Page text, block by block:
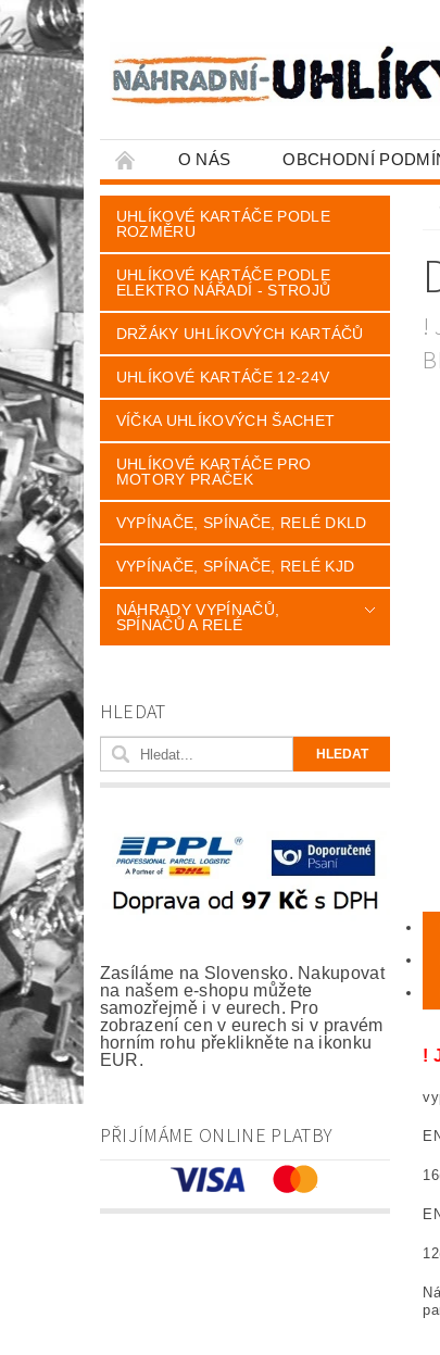
O NÁS OBCHODNÍ
UHLÍKOVÉ KARTÁČE PODLE
ROZMĚRU
UHLÍKOVÉ KARTÁČE PODLE
ELEKTRO NÁŘADÍ - STROJŮ
DRŽÁKY UHLÍKOVÝCH KARTÁČŮ
UHLÍKOVÉ KARTÁČE 12-24V
VÍČKA UHLÍKOVÝCH ŠACHET
UHLÍKOVÉ KARTÁČE PRO
MOTORY PRAČEK
VYPÍNAČE, SPÍNAČE, RELÉ DKLD
VYPÍNAČE, SPÍNAČE, RELÉ KJD
NÁHRADY VYPÍNAČŮ,
SPÍNAČŮ A RELÉ
HLEDAT
Zasíláme na Slovensko. Nakupovat
na našem e-shopu můžete
samozřejmě i v eurech. Pro
zobrazení cen v eurech si v pravém
horním rohu překlikněte na ikonku
EUR.
PŘIJÍMÁME ONLINE PLATBY
!
!